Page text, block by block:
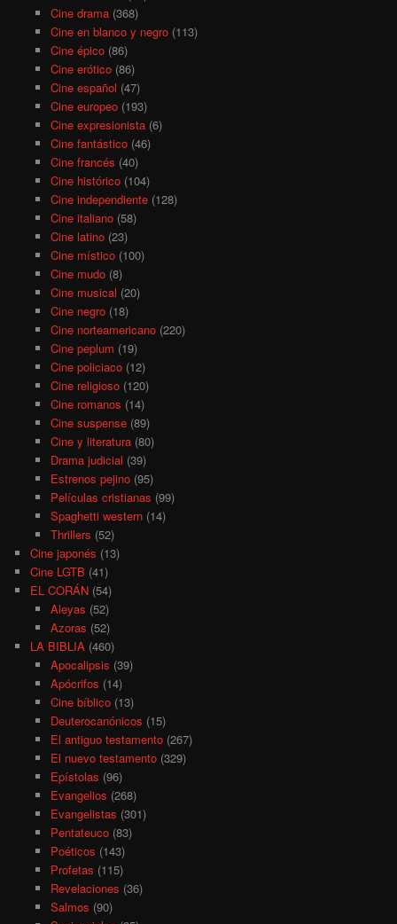
Cine drama(368)
Cine en blanco y negro(113)
Cine épico(86)
Cine erótico(86)
Cine español (47)
Cine europeo(193)
Cine expresionista(6)
Cine fantástico(46)
Cine francés (40)
Cine histórico(104)
Cine independiente(128)
Cine italiano(58)
Cine latino(23)
Cine místico(100)
Cine mudo(8)
Cine musical (20)
Cine negro(18)
Cine norteamericano(220)
Cine peplum (19)
Cine policiaco(12)
Cine religioso(120)
Cine romanos (14)
Cine suspense(89)
Cine y literatura(80)
Drama judicial (39)
Estrenos pejino(95)
Películas cristianas (99)
Spaghetti western(14)
Thrillers (52)
Cine japonés (13)
Cine LGTB (41)
EL CORÁN (54)
Aleyas (52)
Azoras (52)
LA BIBLIA (460)
Apocalipsis (39)
Apócrifos (14)
Cine bíblico(13)
Deuterocanónicos (15)
El antiguo testamento(267)
El nuevo testamento(329)
Epístolas (96)
Evangelios (268)
Evangelistas (301)
Pentateuco(83)
Poéticos (143)
Profetas (115)
Revelaciones (36)
Salmos (90)